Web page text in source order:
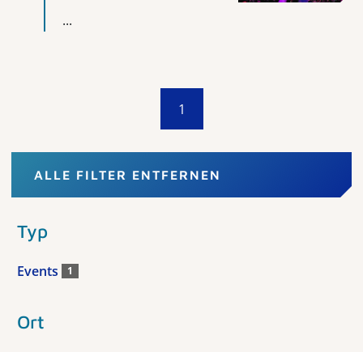
...
1
ALLE FILTER ENTFERNEN
Typ
Events 1
Ort